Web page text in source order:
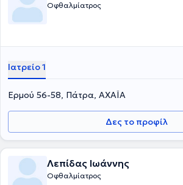
Οφθαλμίατρος
Ιατρείο 1
Ερμού 56-58, Πάτρα, ΑΧΑΪΑ
Δες το προφίλ
Λεπίδας Ιωάννης
Οφθαλμίατρος